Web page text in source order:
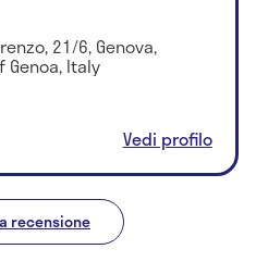
21/6, Genova,
Italy
Vedi profilo
recensione